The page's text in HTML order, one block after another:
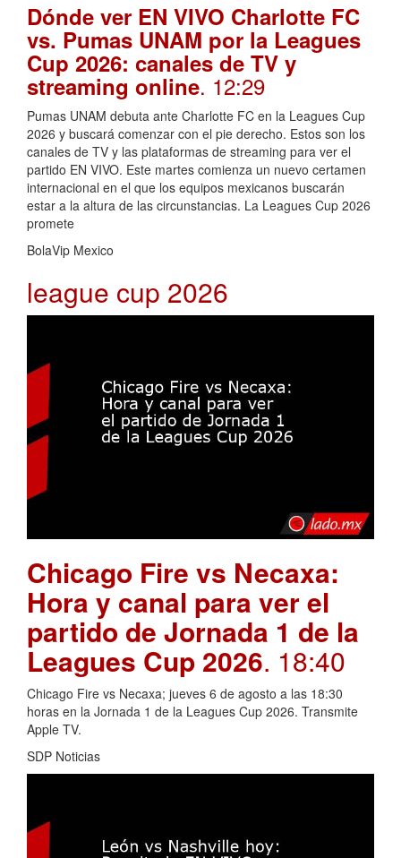
Dónde ver EN VIVO Charlotte FC
vs. Pumas UNAM por la Leagues
Cup 2026: canales de TV y
streaming online. 12:29
Pumas UNAM debuta ante Charlotte FC en la Leagues Cup
2026 y buscará comenzar con el pie derecho. Estos son los
canales de TV y las plataformas de streaming para ver el
partido EN VIVO. Este martes comienza un nuevo certamen
internacional en el que los equipos mexicanos buscarán
estar a la altura de las circunstancias. La Leagues Cup 2026
promete
BolaVip Mexico
league cup 2026
Chicago Fire vs Necaxa:
Hora y canal para ver el
partido de Jornada 1 de la
Leagues Cup 2026. 18:40
Chicago Fire vs Necaxa; jueves 6 de agosto a las 18:30
horas en la Jornada 1 de la Leagues Cup 2026. Transmite
Apple TV.
SDP Noticias